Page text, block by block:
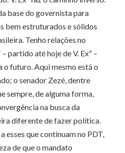
base do governista para
bem estruturados e sólidos
Tenho relações no
partido até hoje de V. Exª –
o futuro. Aqui mesmo está o
o senador Zezé, dentre
sempre, de alguma forma,
na busca da
diferente de fazer política.
esses que continuam no PDT,
de que o mandato